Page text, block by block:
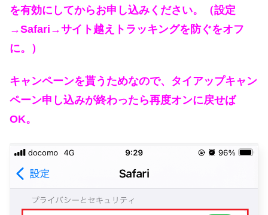
を有効にしてからお申し込みください。（設定
→Safari→サイト越えトラッキングを防ぐをオフ
に。）
キャンペーンを貰うためなので、タイアップキャン
ペーン申し込みが終わったら再度オンに戻せば
OK。